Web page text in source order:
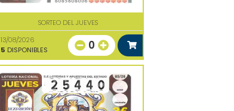
SORTEO DEL JUEVES
13/08/2026
5 DISPONIBLES 0